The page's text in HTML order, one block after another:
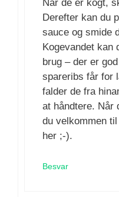
Når de er kogt,
Derefter kan du
sauce og smide
Kogevandet kan
brug – der er
spareribs får for
falder de fra
at håndtere. Når
du velkommen
her ;-).
Besvar